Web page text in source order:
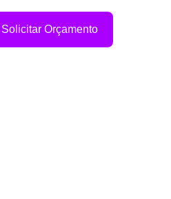
Solicitar Orçamento